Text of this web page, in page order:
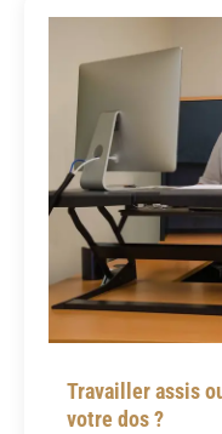
Travailler assis
votre dos ?